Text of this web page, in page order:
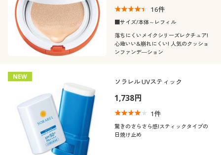
16件
■サイズ/本体～レフィル
落ちにくいメイクシリーズレクチュア!
心地いい&崩れにくい! 人気のクッショ
ンファンデ―ション
NEW
ソラレル UVスティック
1,738円
1件
驚きのさらさら感!スティックタイプの
日焼け止め